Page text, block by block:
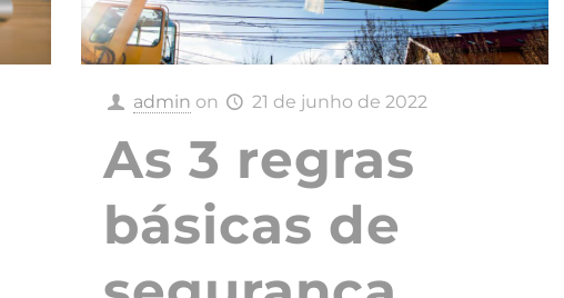
admin on 21 de junho de 2022
As 3 regras
básicas de